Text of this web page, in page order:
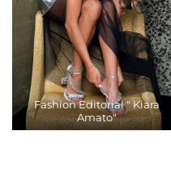
Fashion Editorial " Kiara
Amato"